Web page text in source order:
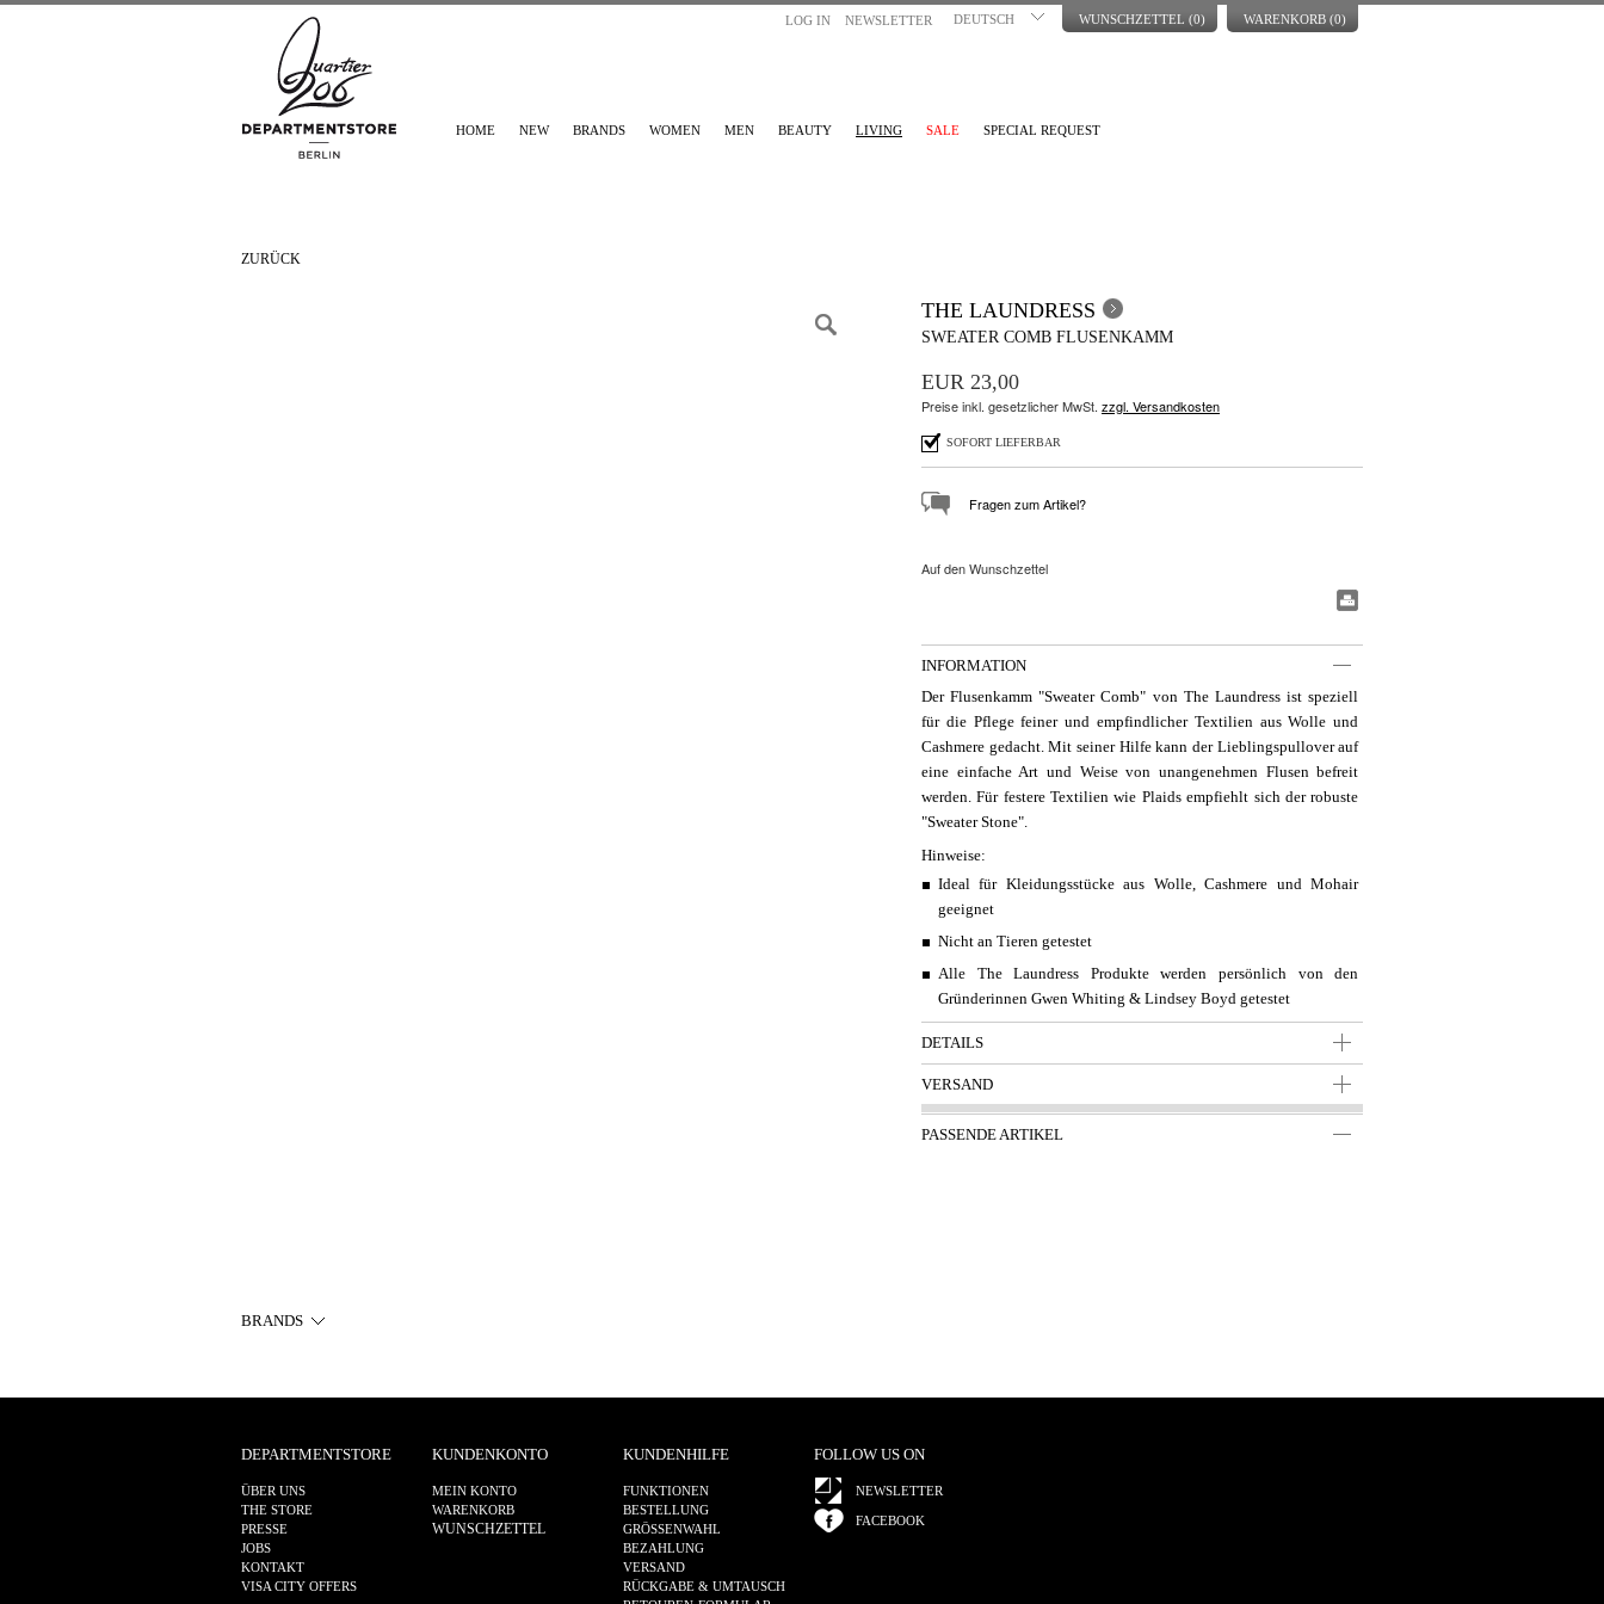
LOG IN NEWSLETTER DEUTSCH WUNSCHZETTEL (0) WARENKORB (0)
HOME NEW BRANDS WOMEN MEN BEAUTY LIVING SALE SPECIAL REQUEST
ZURÜCK
THE LAUNDRESS
SWEATER COMB FLUSENKAMM
EUR 23,00
Preise inkl. gesetzlicher MwSt. zzgl. Versandkosten
SOFORT LIEFERBAR
Fragen zum Artikel?
Auf den Wunschzettel
INFORMATION
Der Flusenkamm "Sweater Comb" von The Laundress ist speziell
für die Pflege feiner und empfindlicher Textilien aus Wolle und
Cashmere gedacht. Mit seiner Hilfe kann der Lieblingspullover auf
eine einfache Art und Weise von unangenehmen Flusen befreit
werden. Für festere Textilien wie Plaids empfiehlt sich der robuste
"Sweater Stone".
Hinweise:
Ideal für Kleidungsstücke aus Wolle, Cashmere und Mohair
geeignet
Nicht an Tieren getestet
Alle The Laundress Produkte werden persönlich von den
Gründerinnen Gwen Whiting & Lindsey Boyd getestet
DETAILS
VERSAND
PASSENDE ARTIKEL
BRANDS
DEPARTMENTSTORE
ÜBER UNS
THE STORE
PRESSE
JOBS
KONTAKT
VISA CITY OFFERS
KUNDENKONTO
MEIN KONTO
WARENKORB
WUNSCHZETTEL
KUNDENHILFE
FUNKTIONEN
BESTELLUNG
GRÖSSENWAHL
BEZAHLUNG
VERSAND
RÜCKGABE & UMTAUSCH
FOLLOW US ON
NEWSLETTER
FACEBOOK